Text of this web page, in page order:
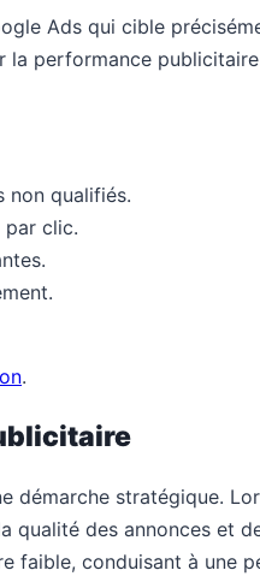
Ads qui cible
la performance
non qualifiés.
par clic.
.
démarche stratégique.
qualité des annonces et
faible, conduisant à une